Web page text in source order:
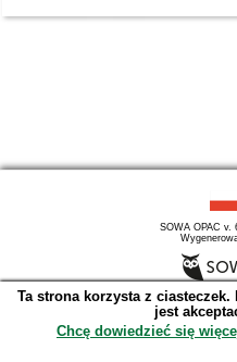
SOWA OPAC v.
Ta strona korzysta z ciasteczek.
jest
Chcę dowiedzieć się